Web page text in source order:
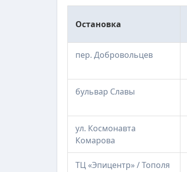
Остановка
пер. Добровольцев
бульвар Славы
ул. Космонавта
Комарова
ТЦ «Эпицентр» / Тополя